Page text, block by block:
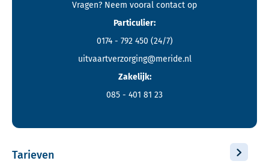
Vragen? Neem vooral contact op
Particulier:
0174 - 792 450 (24/7)
uitvaartverzorging@meride.nl
Zakelijk:
085 - 401 81 23
Tarieven